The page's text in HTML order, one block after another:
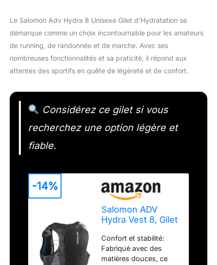
Le Salomon Adv Hydra 8 Unisexe Gilet d’Hydratation se
démarque comme un choix incontournable pour les amateurs
de running, de randonnée et de marche. Avec ses
nombreuses fonctionnalités et sa praticité, il répond aux
attentes des sportifs en quête de légèreté et de confort.
Considérez ce gilet si vous
recherchez une option légère et
fiable.
Salomon ADV
Hydra Vest 8, Gilet
Course avec
stabilité de
Confort, flacons
Confort et stabilité:
Fabriqué avec des
matières douces, ce
-14%